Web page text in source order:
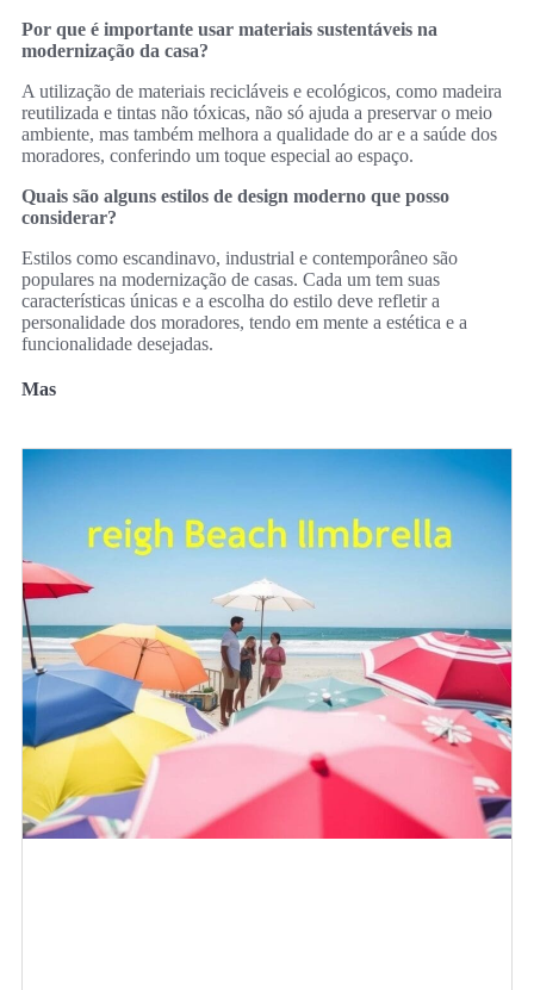
Por que é importante usar materiais sustentáveis na
modernização da casa?
A utilização de materiais recicláveis e ecológicos, como madeira
reutilizada e tintas não tóxicas, não só ajuda a preservar o meio
ambiente, mas também melhora a qualidade do ar e a saúde dos
moradores, conferindo um toque especial ao espaço.
Quais são alguns estilos de design moderno que posso
considerar?
Estilos como escandinavo, industrial e contemporâneo são
populares na modernização de casas. Cada um tem suas
características únicas e a escolha do estilo deve refletir a
personalidade dos moradores, tendo em mente a estética e a
funcionalidade desejadas.
Mas